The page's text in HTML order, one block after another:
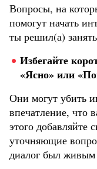
Вопросы, на
помогут начать
ты решил(а)
Избегайте
«Ясно» или
Они могут убить
впечатление, что
этого добавляйте
уточняющие
диалог был живым